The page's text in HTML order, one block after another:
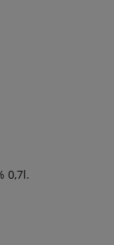
0,7l.